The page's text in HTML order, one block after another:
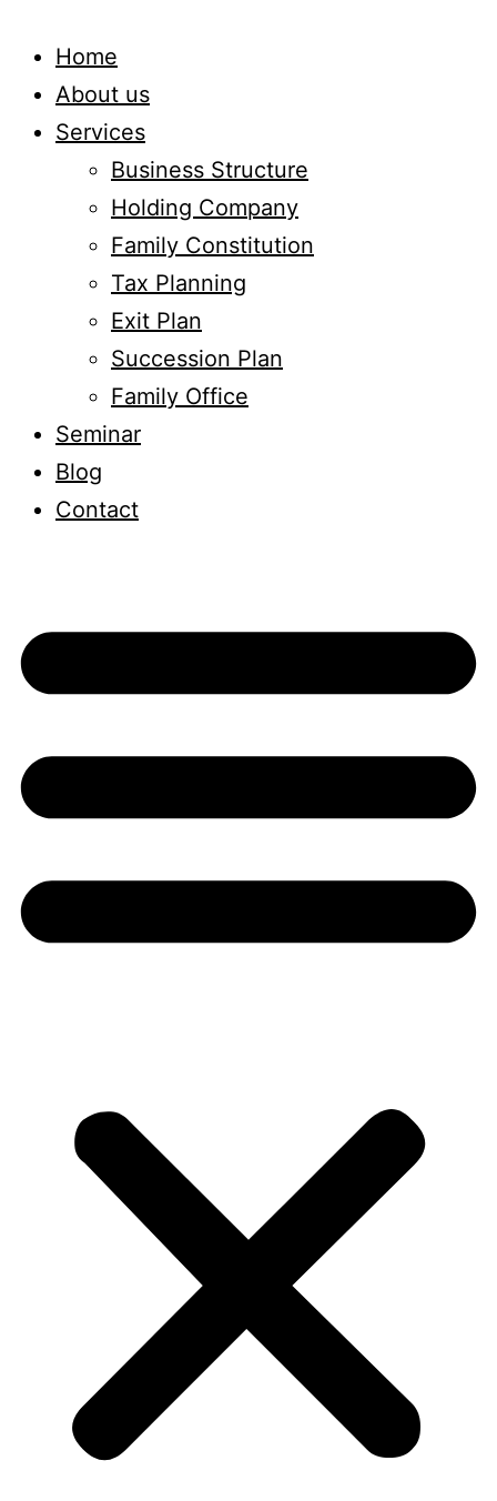
Home
About us
Services
Business Structure
Holding Company
Family Constitution
Tax Planning
Exit Plan
Succession Plan
Family Office
Seminar
Blog
Contact